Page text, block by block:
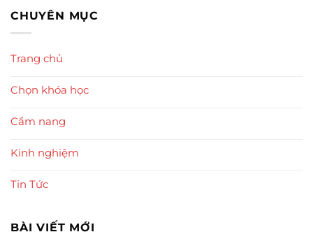
CHUYÊN MỤC
Trang chủ
Chọn khóa học
Cẩm nang
Kinh nghiệm
Tin Tức
BÀI VIẾT MỚI